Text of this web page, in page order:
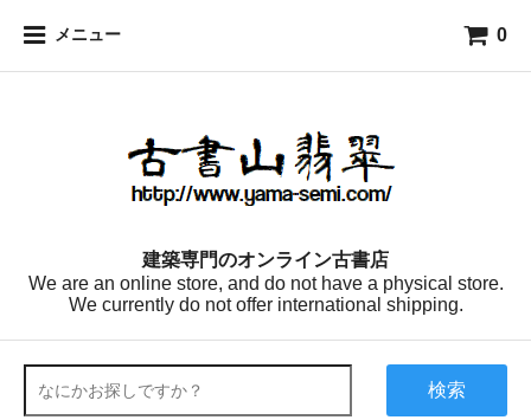
メニュー 0
建築専門のオンライン古書店
We are an online store, and do not have a physical store.
We currently do not offer international shipping.
検索